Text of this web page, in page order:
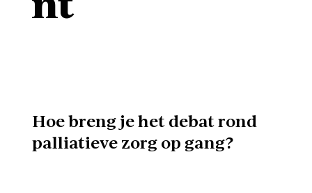
Hoe breng je het debat rond
palliatieve zorg op gang?